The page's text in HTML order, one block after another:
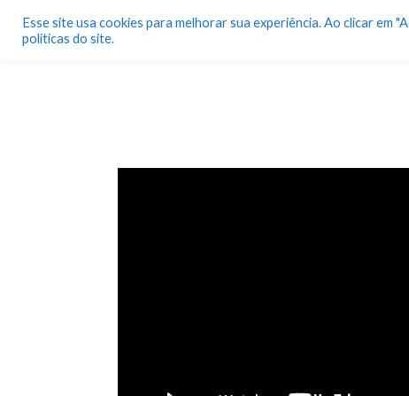
Esse site usa cookies para melhorar sua experiência. Ao clicar em
políticas do site.